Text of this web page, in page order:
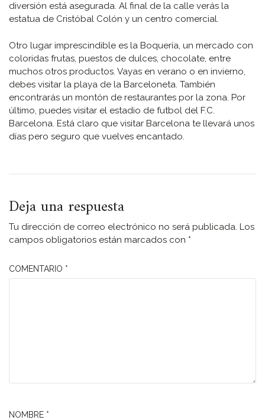
diversión está asegurada. Al final de la calle verás la
estatua de Cristóbal Colón y un centro comercial.
Otro lugar imprescindible es la Boquería, un mercado con
coloridas frutas, puestos de dulces, chocolate, entre
muchos otros productos. Vayas en verano o en invierno,
debes visitar la playa de la Barceloneta. También
encontrarás un montón de restaurantes por la zona. Por
último, puedes visitar el estadio de futbol del F.C.
Barcelona. Está claro que visitar Barcelona te llevará unos
días pero seguro que vuelves encantado.
Deja una respuesta
Tu dirección de correo electrónico no será publicada. Los
campos obligatorios están marcados con *
COMENTARIO *
NOMBRE *